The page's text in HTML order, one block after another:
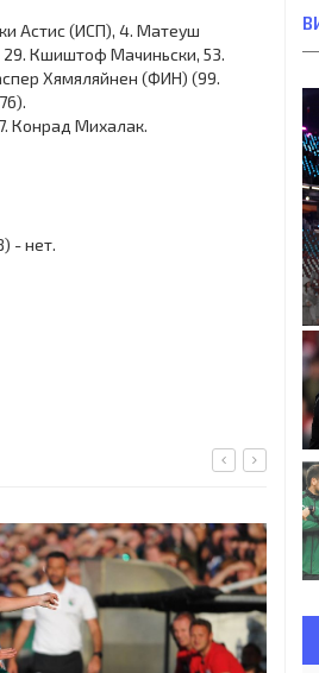
Астис (ИСП), 4. Матеуш
Кшиштоф Мачиньски, 53.
Хямяляйнен (ФИН) (99.
Конрад Михалак.
- нет.